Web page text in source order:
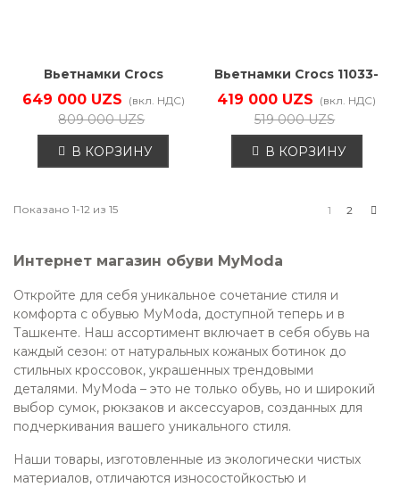
Вьетнамки Crocs
211478-001
649 000 UZS (вкл. НДС)
809 000 UZS
В КОРЗИНУ
Вьетнамки Crocs 11033-
410
419 000 UZS (вкл. НДС)
519 000 UZS
В КОРЗИНУ
Показано 1-12 из 15 1 2
Интернет магазин обуви MyModa
Откройте для себя уникальное сочетание стиля и
комфорта с обувью MyModa, доступной теперь и в
Ташкенте. Наш ассортимент включает в себя обувь на
каждый сезон: от натуральных кожаных ботинок до
стильных кроссовок, украшенных трендовыми
деталями. MyModa – это не только обувь, но и широкий
выбор сумок, рюкзаков и аксессуаров, созданных для
подчеркивания вашего уникального стиля.
Наши товары, изготовленные из экологически чистых
материалов, отличаются износостойкостью и